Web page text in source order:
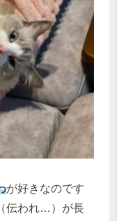
が好きなのです
伝われ…）が長